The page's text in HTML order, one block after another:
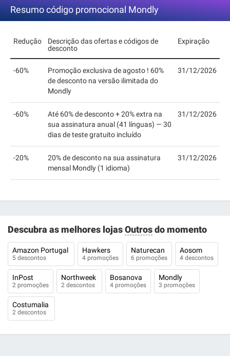
Resumo código promocional Mondly
Redução
Descrição das ofertas e códigos de
desconto
Expiração
-60%
Promoção exclusiva de agosto ! 60%
de desconto na versão ilimitada do
Mondly
31/12/2026
-60%
Até 60% de desconto + 20% extra na
sua assinatura anual (41 línguas) — 30
dias de teste gratuito incluído
31/12/2026
-20%
20% de desconto na sua assinatura
mensal Mondly (1 idioma)
31/12/2026
Descubra as melhores lojasOutrosdo momento
Amazon Portugal
5 descontos
Hawkers
4 promoções
Naturecan
6 promoções
Aosom
4 descontos
InPost
2 promoções
Northweek
2 descontos
Bosanova
4 promoções
Mondly
3 promoções
Costumalia
2 descontos